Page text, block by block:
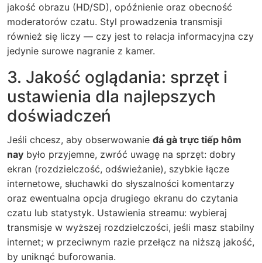
jakość obrazu (HD/SD), opóźnienie oraz obecność
moderatorów czatu. Styl prowadzenia transmisji
również się liczy — czy jest to relacja informacyjna czy
jedynie surowe nagranie z kamer.
3. Jakość oglądania: sprzęt i
ustawienia dla najlepszych
doświadczeń
Jeśli chcesz, aby obserwowanie đá gà trực tiếp hôm
nay było przyjemne, zwróć uwagę na sprzęt: dobry
ekran (rozdzielczość, odświeżanie), szybkie łącze
internetowe, słuchawki do słyszalności komentarzy
oraz ewentualna opcja drugiego ekranu do czytania
czatu lub statystyk. Ustawienia streamu: wybieraj
transmisje w wyższej rozdzielczości, jeśli masz stabilny
internet; w przeciwnym razie przełącz na niższą jakość,
by uniknąć buforowania.